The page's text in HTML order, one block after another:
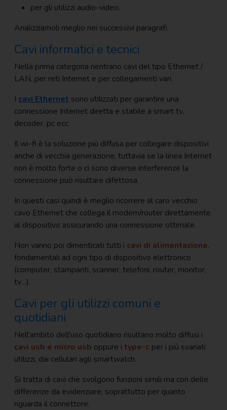
per gli utilizzi audio-video.
Analizziamoli meglio nei successivi paragrafi.
Cavi informatici e tecnici
Nella prima categoria rientrano cavi del tipo Ethernet /
LAN, per reti Internet e per collegamenti vari.
I cavi Ethernet sono utilizzati per garantire una
connessione Internet diretta e stabile a smart tv,
decoder, pc ecc.
Il wi-fi è la soluzione più diffusa per collegare dispositivi
anche di vecchia generazione, tuttavia se la linea Internet
non è molto forte o ci sono diverse interferenze la
connessione può risultare difettosa.
In questi casi quindi è meglio ricorrere al caro vecchio
cavo Ethernet che collega il modem/router direttamente
al dispositivo assicurando una connessione ottimale.
Non vanno poi dimenticati tutti i cavi di alimentazione,
fondamentali ad ogni tipo di dispositivo elettronico
(computer, stampanti, scanner, telefoni, router, monitor,
tv…).
Cavi per gli utilizzi comuni e
quotidiani
Nell’ambito dell’uso quotidiano risultano molto diffusi i
cavi usb e micro usb oppure i type-c per i più svariati
utilizzi, dai cellulari agli smartwatch.
Si tratta di cavi che svolgono funzioni simili ma con delle
differenze da evidenziare, soprattutto per quanto
riguarda il connettore.